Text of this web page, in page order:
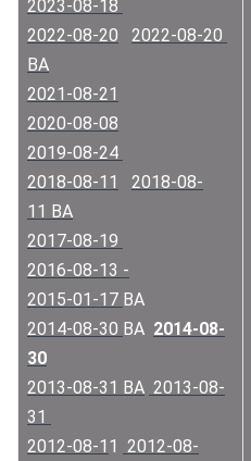
2023-08-18
2022-08-20
2022-08-20
BA
2021-08-21
2020-08-08
2019-08-24
2018-08-11
2018-08-
11 BA
2017-08-19
2016-08-13 -
2015-01-17 BA
2014-08-30 BA 2014-08-
30
2013-08-31 BA 2013-08-
31
2012-08-1 1
2012-08-